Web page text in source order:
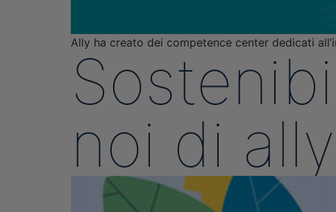
Ally ha creato dei competence center dedicati
noi di